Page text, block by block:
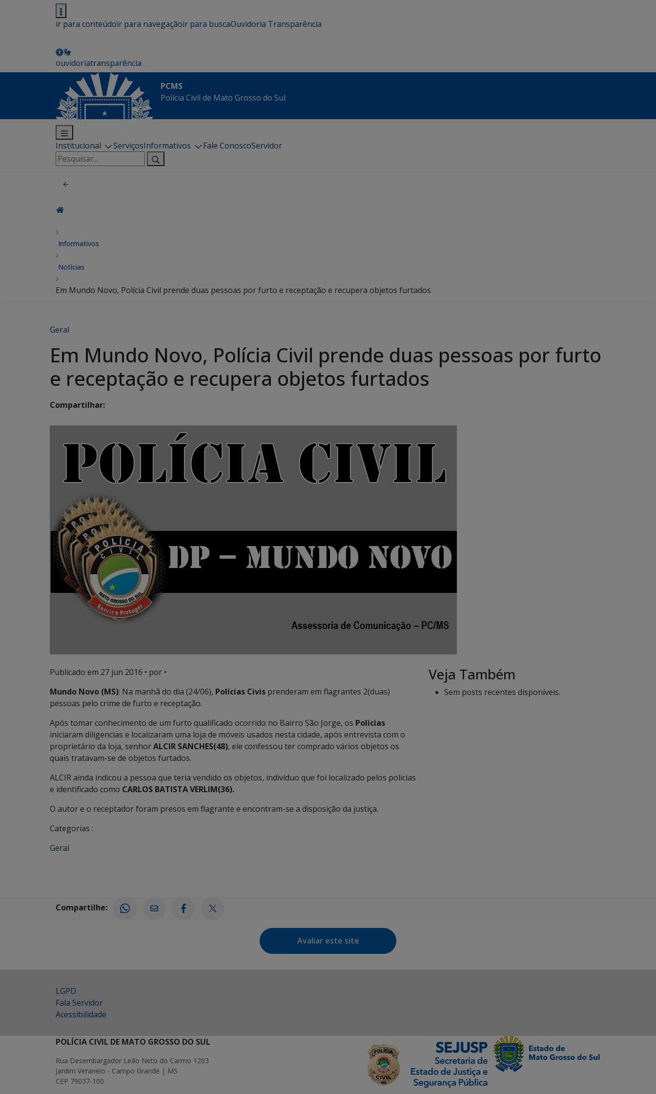
ir para conteúdoir para navegaçãoir para buscaOuvidoria Transparência
ouvidoriatransparência
PCMS
Polícia Civil de Mato Grosso do Sul
Institucional ServiçosInformativos Fale ConoscoServidor
Pesquisar
por:
Informativos
Notícias
Em Mundo Novo, Polícia Civil prende duas pessoas por furto e receptação e recupera objetos furtados
Geral
Em Mundo Novo, Polícia Civil prende duas pessoas por furto
e receptação e recupera objetos furtados
Compartilhar:
Publicado em 27 jun 2016 • por •
Mundo Novo (MS): Na manhã do dia (24/06), Polícias Civis prenderam em flagrantes 2(duas)
pessoas pelo crime de furto e receptação.
Após tomar conhecimento de um furto qualificado ocorrido no Bairro São Jorge, os Polícias
iniciaram diligencias e localizaram uma loja de móveis usados nesta cidade, após entrevista com o
proprietário da loja, senhorALCIR SANCHES(48), ele confessou ter comprado vários objetos os
quais tratavam-se de objetos furtados.
ALCIR ainda indicou a pessoa que teria vendido os objetos, indivíduo que foi localizado pelos policias
e identificado como CARLOS BATISTA VERLIM(36).
O autor e o receptador foram presos em flagrante e encontram-se a disposição da justiça.
Categorias :
Geral
Veja Também
Sem posts recentes disponíveis.
Compartilhe:
Avaliar este site
LGPD
Fala Servidor
Acessibilidade
POLÍCIA CIVIL DE MATO GROSSO DO SUL
Rua Desembargador Leão Neto do Carmo 1203
Jardim Veraneio - Campo Grande | MS
CEP 79037-100